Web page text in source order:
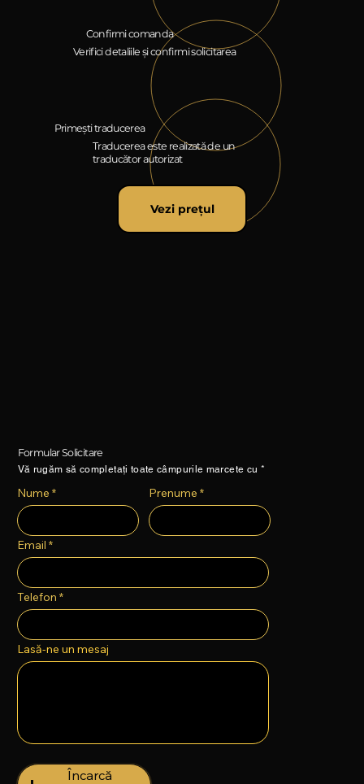
Formular Solicitare
Vă rugăm să completați toate câmpurile marcete cu *
Prenume *
Nume *
Email *
Telefon *
Lasă-ne un mesaj
Încarcă
Confirmi comanda
Verifici detaliile și confirmi solicitarea
Primești traducerea
Traducerea este realizată de un
traducător autorizat
Vezi prețul